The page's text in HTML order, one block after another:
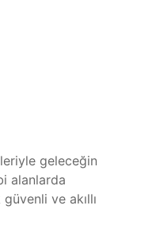
geleceğin
alanlarda
güvenli ve akıllı